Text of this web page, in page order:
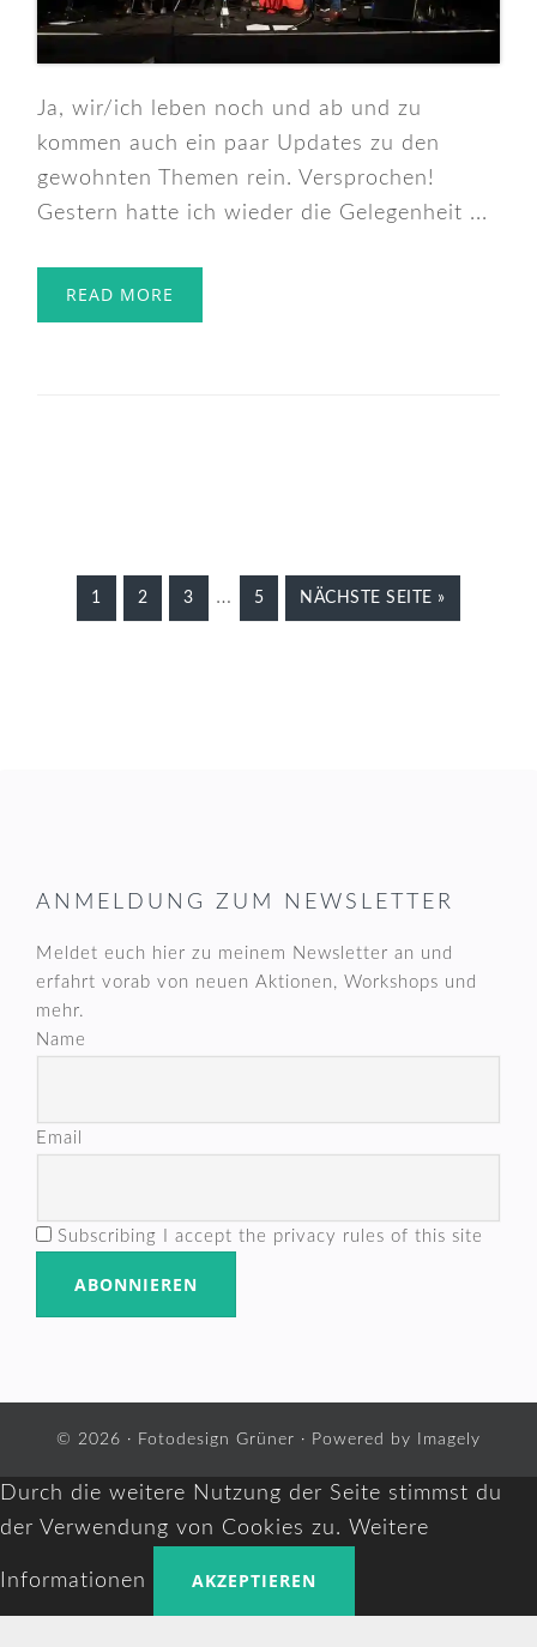
Ja, wir/ich leben noch und ab und zu
kommen auch ein paar Updates zu den
gewohnten Themen rein. Versprochen!
Gestern hatte ich wieder die Gelegenheit ...
READ MORE
SEITE
1 SEITE
2 SEITE
3
Weggelassene
Zwischenseiten
… SEITE
5 NÄCHSTE SEITE AUFRUFEN
»
FOOTER
ANMELDUNG ZUM NEWSLETTER
Meldet euch hier zu meinem Newsletter an und
erfahrt vorab von neuen Aktionen, Workshops und
mehr.
Name
Email
Subscribing I accept the privacy rules of this site
© 2026 · Fotodesign Grüner · Powered by Imagely
Durch die weitere Nutzung der Seite stimmst du
der Verwendung von Cookies zu. Weitere
Informationen AKZEPTIEREN